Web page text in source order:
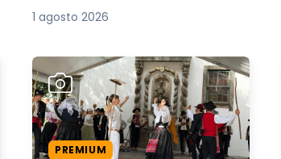
1 agosto 2026
PREMIUM